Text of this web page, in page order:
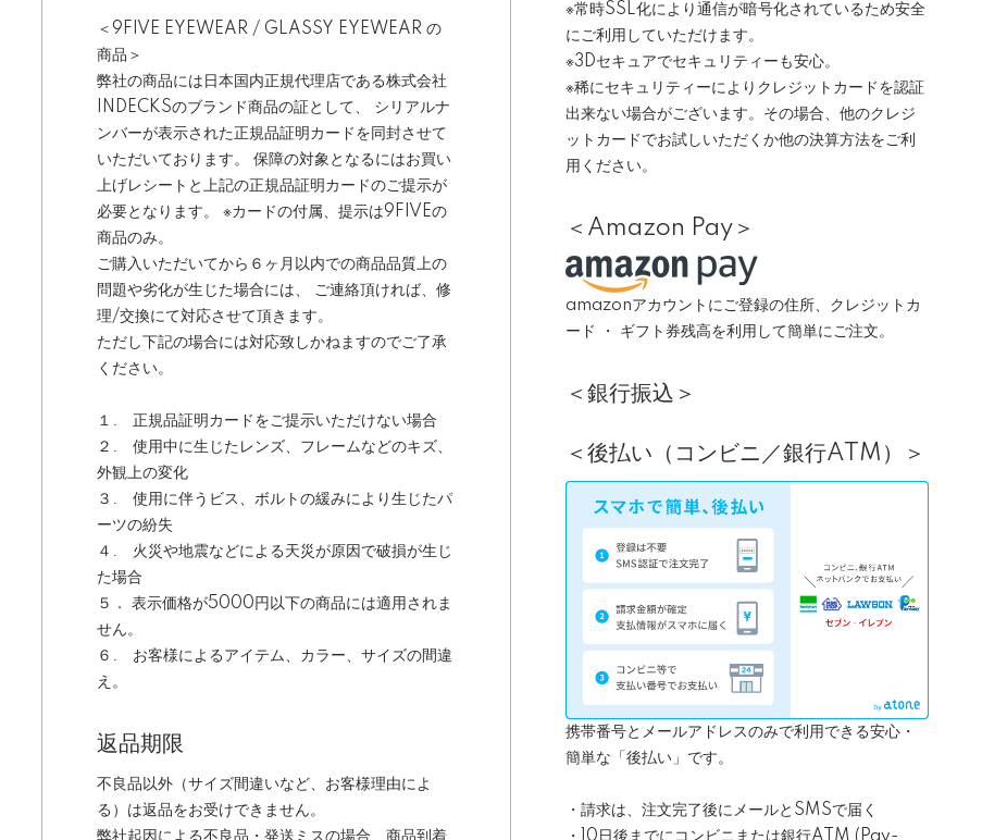
＜9FIVE EYEWEAR / GLASSY EYEWEAR の
商品＞
弊社の商品には日本国内正規代理店である株式会社
INDECKSのブランド商品の証として、 シリアルナ
ンバーが表示された正規品証明カードを同封させて
いただいております。 保障の対象となるにはお買い
上げレシートと上記の正規品証明カードのご提示が
必要となります。 ※カードの付属、提示は9FIVEの
商品のみ。
ご購入いただいてから６ヶ月以内での商品品質上の
問題や劣化が生じた場合には、 ご連絡頂ければ、修
理/交換にて対応させて頂きます。
ただし下記の場合には対応致しかねますのでご了承
ください。
１. 正規品証明カードをご提示いただけない場合
２. 使用中に生じたレンズ、フレームなどのキズ、
外観上の変化
３. 使用に伴うビス、ボルトの緩みにより生じたパ
ーツの紛失
４. 火災や地震などによる天災が原因で破損が生じ
た場合
５． 表示価格が5000円以下の商品には適用されま
せん。
６. お客様によるアイテム、カラー、サイズの間違
え。
返品期限
不良品以外（サイズ間違いなど、お客様理由によ
る）は返品をお受けできません。
※常時SSL化により通信が暗号化されているため安全
にご利用していただけます。
※3Dセキュアでセキュリティーも安心。
※稀にセキュリティーによりクレジットカードを認証
出来ない場合がございます。その場合、他のクレジ
ットカードでお試しいただくか他の決算方法をご利
用ください。
＜Amazon Pay＞
amazonアカウントにご登録の住所、クレジットカ
ード ・ ギフト券残高を利用して簡単にご注文。
＜銀行振込＞
＜後払い（コンビニ／銀行ATM）＞
携帯番号とメールアドレスのみで利用できる安心・
簡単な「後払い」です。
・請求は、注文完了後にメールとSMSで届く